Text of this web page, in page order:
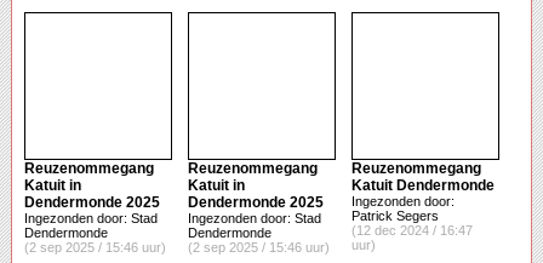
Reuzenommegang
Katuit in
Dendermonde 2025
Ingezonden door: Stad
Dendermonde
(2 sep 2025 / 15:46 uur)
Reuzenommegang
Katuit in
Dendermonde 2025
Ingezonden door: Stad
Dendermonde
(2 sep 2025 / 15:46 uur)
Reuzenommegang
Katuit Dendermonde
Ingezonden door:
Patrick Segers
(12 dec 2024 / 16:47
uur)